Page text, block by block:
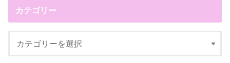
カテゴリー